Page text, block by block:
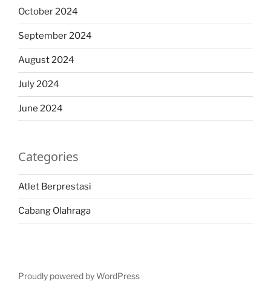
October 2024
September 2024
August 2024
July 2024
June 2024
Categories
Atlet Berprestasi
Cabang Olahraga
Proudly powered by WordPress